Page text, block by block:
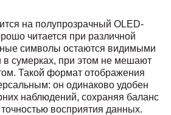
на полупрозрачный OLED-
читается при различной
символы остаются видимыми
в сумерках, при этом не мешают
Такой формат отображения
он одинаково удобен
наблюдений, сохраняя баланс
восприятия данных.